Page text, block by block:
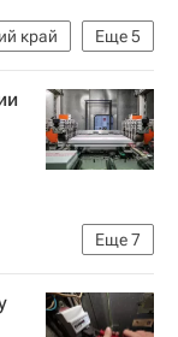
Еще5
край
Еще7
Парламентское Собрание Союза Беларуси и России